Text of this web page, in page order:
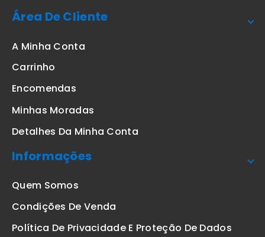
Área De Cliente
A Minha Conta
Carrinho
Encomendas
Minhas Moradas
Detalhes Da Minha Conta
Informações
Quem Somos
Condições De Venda
Política De Privacidade E Proteção De Dados